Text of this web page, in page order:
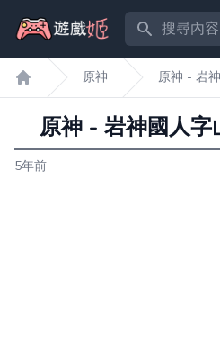
搜尋內容
遊戲姬首頁
原神 原神 - 岩
原神 - 岩神國人字
5年前